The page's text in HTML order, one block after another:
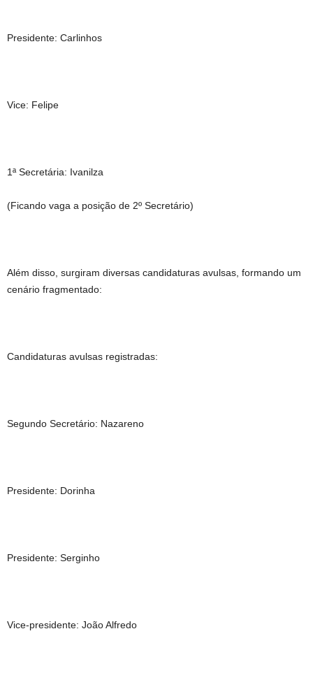
Presidente: Carlinhos
Vice: Felipe
1ª Secretária: Ivanilza
(Ficando vaga a posição de 2º Secretário)
Além disso, surgiram diversas candidaturas avulsas, formando um
cenário fragmentado:
Candidaturas avulsas registradas:
Segundo Secretário: Nazareno
Presidente: Dorinha
Presidente: Serginho
Vice-presidente: João Alfredo